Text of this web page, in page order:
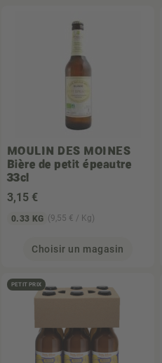
MOULIN DES MOINES
Bière de petit épeautre
33cl
3,15 €
0.33 KG (9,55 € / Kg)
Choisir un magasin
PETIT PRIX